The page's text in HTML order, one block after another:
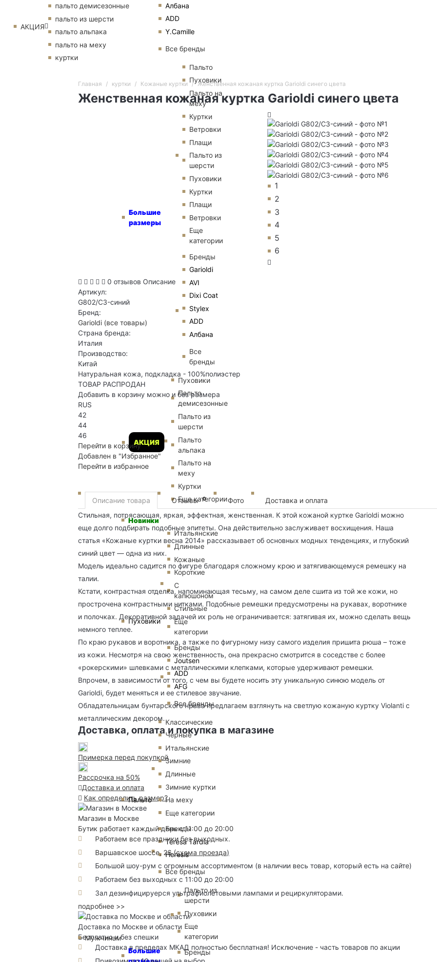
Албана
ADD
Y.Camille
Все бренды
Большие
размеры
Пальто
Пуховики
Пальто на
меху
Куртки
Ветровки
Плащи
Пальто из
шерсти
Пуховики
Куртки
Плащи
Ветровки
Еще
категории
Бренды
Garioldi
AVI
Dixi Coat
Stylex
ADD
Албана
Все
бренды
АКЦИЯ
Пуховики
Пальто
демисезонные
Пальто из
шерсти
Пальто
альпака
Пальто на
меху
Куртки
Еще категории
Мужчинам
Новинки
Пуховики
Итальянские
Длинные
Кожаные
Короткие
С
капюшоном
Стильные
Еще
категории
Бренды
Joutsen
ADD
AFG
Все бренды
Пальто
Классические
Черные
Итальянские
Зимние
Длинные
Зимние куртки
На меху
Еще категории
Бренды
Teresa Tardia
Heresis
Все бренды
Большие
Пальто из
шерсти
Пуховики
Еще
категории
Бренды
АКЦИЯ
пальто демисезонные
пальто из шерсти
пальто альпака
пальто на меху
куртки
Главная куртки Кожаные куртки Женственная кожаная куртка Garioldi синего цвета
Женственная кожаная куртка Garioldi синего цвета
1
2
3
4
5
6
0 отзывов Описание
Артикул:
G802/C3-синий
Бренд:
Garioldi (все товары)
Страна бренда:
Италия
Производство:
Китай
Натуральная кожа, подкладка - 100%полиэстер
ТОВАР РАСПРОДАН
Добавить в корзину можно и без размера
RUS
42
44
46
Перейти в корзину
Добавлен в "Избранное"
Перейти в избранное
Описание товара Отзывы 0 Фото
Доставка и оплата
Стильная, потрясающая, яркая, эффектная, женственная. К этой кожаной куртке Garioldi можно
еще долго подбирать подобные эпитеты. Она действительно заслуживает восхищения. Наша
статья «Кожаные куртки весна 2014» рассказывает об основных модных тенденциях, и глубокий
синий цвет — одна из них.
Модель идеально садится по фигуре благодаря сложному крою и затягивающемуся ремешку на
талии.
Кстати, контрастная отделка, напоминающая тесьму, на самом деле сшита из той же кожи, но
прострочена контрастными нитками. Подобные ремешки предусмотрены на рукавах, воротнике
и полочках. Декоративной задачей их роль не ограничивается: затягивая их, можно сделать вещь
немного теплее.
По краю рукавов и воротника, а также по фигурному низу самого изделия пришита рюша – тоже
из кожи. Несмотря на свою женственность, она прекрасно смотрится в соседстве с более
«рокерскими» шлевками с металлическими клепками, которые удерживают ремешки.
Впрочем, в зависимости от того, с чем вы будете носить эту уникальную синюю модель от
Garioldi, будет меняться и ее стилевое звучание.
Обладательницам бунтарского нрава предлагаем взглянуть на светлую кожаную куртку Violanti с
металлическим декором.
Доставка, оплата и покупка в магазине
Примерка перед покупкой
Рассрочка на 50%
Доставка и оплата
Как определить размер?
Магазин в Москве
Бутик работает каждый день с 11:00 до 20:00
Работаем все праздники без выходных.
Варшавское шоссе, 26(схема проезда)
Большой шоу-рум с огромным ассортиментом (в наличии весь товар, который есть на сайте)
Работаем без выходных с 11:00 до 20:00
Зал дезинфицируерся ультрафиолетовыми лампами и рециркуляторами.
подробнее >>
Доставка по Москве и области
Бесплатно и без спешки
Доставка в пределах МКАД полностью бесплатная! Исключение - часть товаров по акции